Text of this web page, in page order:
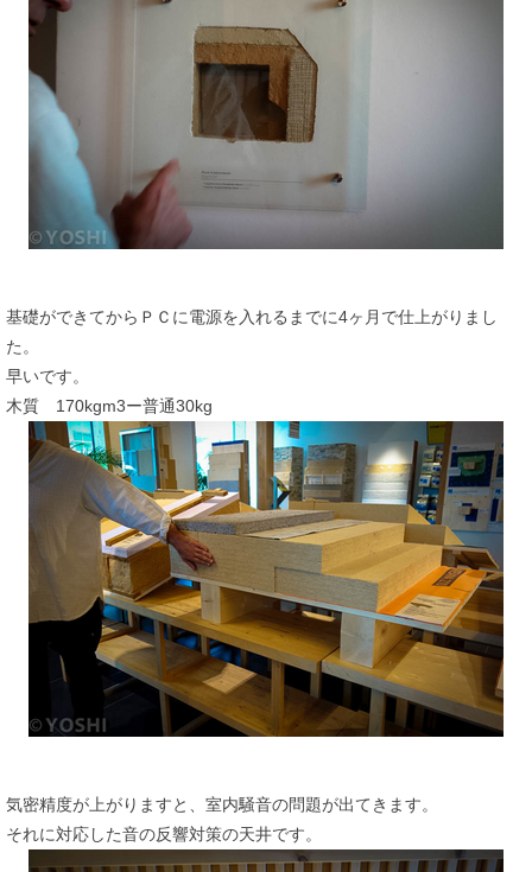
基礎ができてからＰＣに電源を入れるまでに4ヶ月で仕上がりまし
た。
早いです。
木質 170kgm3ー普通30kg
気密精度が上がりますと、室内騒音の問題が出てきます。
それに対応した音の反響対策の天井です。